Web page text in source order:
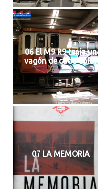
06 El M9 R9 tenía un
vagón de cada color
07 LA MEMORIA